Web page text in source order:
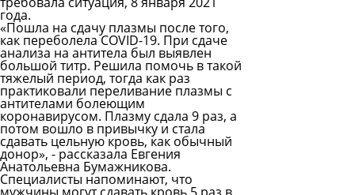
года.
«Пошла на сдачу плазмы после того,
как переболела COVID-19. При сдаче
анализа на антитела был выявлен
большой титр. Решила помочь в такой
тяжелый период, тогда как раз
практиковали переливание плазмы с
антителами болеющим
коронавирусом. Плазму сдала 9 раз, а
потом вошло в привычку и стала
сдавать цельную кровь, как обычный
донор», - рассказала Евгения
Анатольевна Бумажникова.
Специалисты напоминают, что